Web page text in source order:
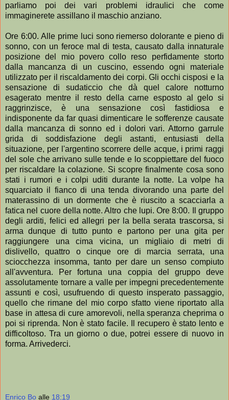
parliamo poi dei vari problemi idraulici che come
immaginerete assillano il maschio anziano.
Ore 6:00. Alle prime luci sono riemerso dolorante e pieno di
sonno, con un feroce mal di testa, causato dalla innaturale
posizione del mio povero collo reso perfidamente storto
dalla mancanza di un cuscino, essendo ogni materiale
utilizzato per il riscaldamento dei corpi. Gli occhi cisposi e la
sensazione di sudaticcio che dà quel calore notturno
esagerato mentre il resto della carne esposto al gelo si
raggrinzisce, è una sensazione così fastidiosa e
indisponente da far quasi dimenticare le sofferenze causate
dalla mancanza di sonno ed i dolori vari. Attorno garrule
grida di soddisfazione degli astanti, entusiasti della
situazione, per l'argentino scorrere delle acque, i primi raggi
del sole che arrivano sulle tende e lo scoppiettare del fuoco
per riscaldare la colazione. Si scopre finalmente cosa sono
stati i rumori e i colpi uditi durante la notte. La volpe ha
squarciato il fianco di una tenda divorando una parte del
materassino di un dormente che è riuscito a scacciarla a
fatica nel cuore della notte. Altro che lupi. Ore 8:00. Il gruppo
degli arditi, felici ed allegri per la bella serata trascorsa, si
arma dunque di tutto punto e partono per una gita per
raggiungere una cima vicina, un migliaio di metri di
dislivello, quattro o cinque ore di marcia serrata, una
sciocchezza insomma, tanto per dare un senso compiuto
all'avventura. Per fortuna una coppia del gruppo deve
assolutamente tornare a valle per impegni precedentemente
assunti e così, usufruendo di questo insperato passaggio,
quello che rimane del mio corpo sfatto viene riportato alla
base in attesa di cure amorevoli, nella speranza cheprima o
poi si riprenda. Non è stato facile. Il recupero è stato lento e
difficoltoso. Tra un giorno o due, potrei essere di nuovo in
forma. Arrivederci.
Enrico Bo alle 18:19